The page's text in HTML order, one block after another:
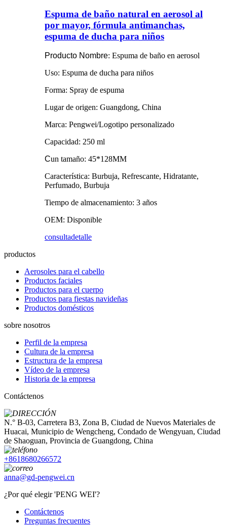
Espuma de baño natural en aerosol al
por mayor, fórmula antimanchas,
espuma de ducha para niños
Producto Nombre: Espuma de baño en aerosol
Uso: Espuma de ducha para niños
Forma: Spray de espuma
Lugar de origen: Guangdong, China
Marca: Pengwei/Logotipo personalizado
Capacidad: 250 ml
Cun tamaño: 45*128MM
Característica: Burbuja, Refrescante, Hidratante,
Perfumado, Burbuja
Tiempo de almacenamiento: 3 años
OEM: Disponible
consultadetalle
productos
Aerosoles para el cabello
Productos faciales
Productos para el cuerpo
Productos para fiestas navideñas
Productos domésticos
sobre nosotros
Perfil de la empresa
Cultura de la empresa
Estructura de la empresa
Vídeo de la empresa
Historia de la empresa
Contáctenos
N.° B-03, Carretera B3, Zona B, Ciudad de Nuevos Materiales de
Huacai, Municipio de Wengcheng, Condado de Wengyuan, Ciudad
de Shaoguan, Provincia de Guangdong, China
+8618680266572
anna@gd-pengwei.cn
¿Por qué elegir 'PENG WEI'?
Contáctenos
Preguntas frecuentes